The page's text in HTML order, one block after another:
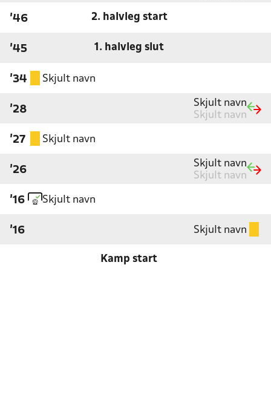
'46 2. halvleg start
'45 1. halvleg slut
'34 Skjult navn
'28
Skjult navn
Skjult navn
'27 Skjult navn
'26
Skjult navn
Skjult navn
'16 Skjult navn
'16 Skjult navn
Kamp start